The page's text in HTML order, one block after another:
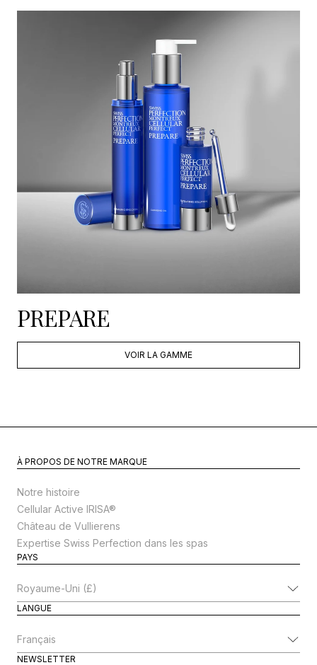
PREPARE
VOIR LA GAMME
À PROPOS DE NOTRE MARQUE
Notre histoire
Cellular Active IRISA®
Château de Vullierens
Expertise Swiss Perfection dans les spas
PAYS
Modifier le pays
LANGUE
Modifier la langue
NEWSLETTER